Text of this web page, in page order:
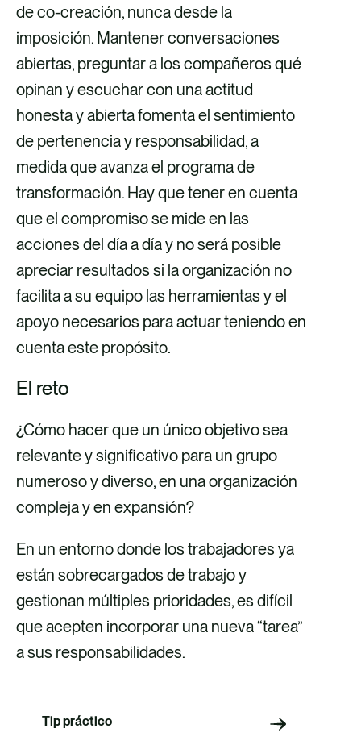
de co-creación, nunca desde la
imposición. Mantener conversaciones
abiertas, preguntar a los compañeros qué
opinan y escuchar con una actitud
honesta y abierta fomenta el sentimiento
de pertenencia y responsabilidad, a
medida que avanza el programa de
transformación. Hay que tener en cuenta
que el compromiso se mide en las
acciones del día a día y no será posible
apreciar resultados si la organización no
facilita a su equipo las herramientas y el
apoyo necesarios para actuar teniendo en
cuenta este propósito.
El reto
¿Cómo hacer que un único objetivo sea
relevante y significativo para un grupo
numeroso y diverso, en una organización
compleja y en expansión?
En un entorno donde los trabajadores ya
están sobrecargados de trabajo y
gestionan múltiples prioridades, es difícil
que acepten incorporar una nueva “tarea”
a sus responsabilidades.
Tip práctico